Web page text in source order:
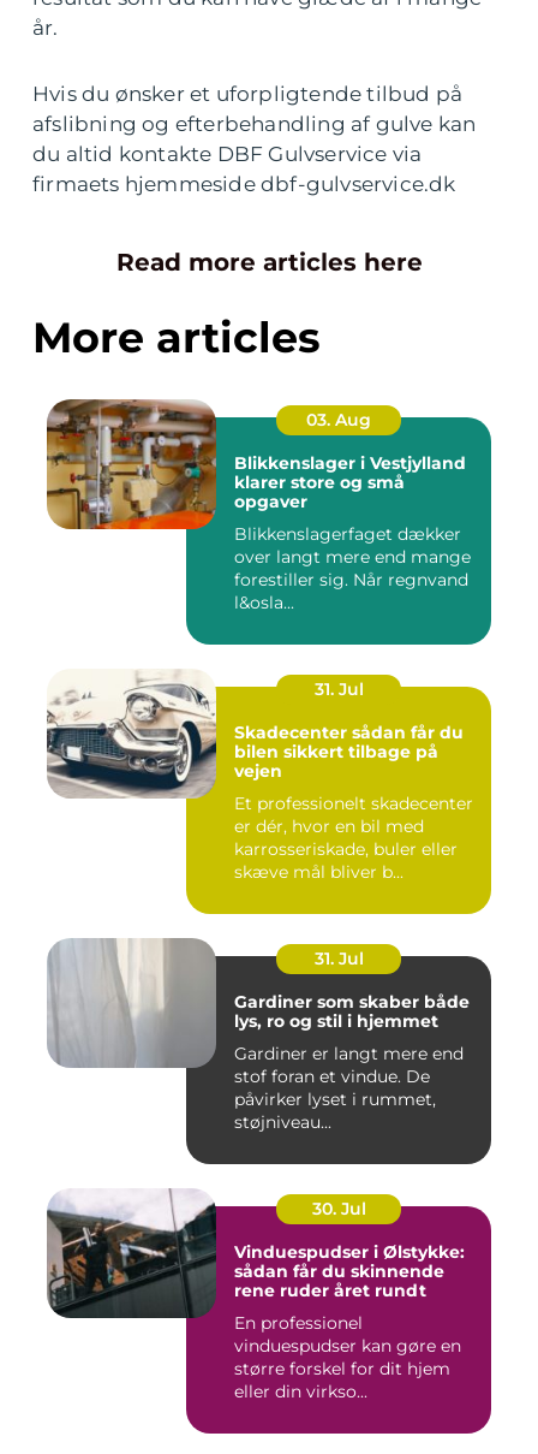
år.
Hvis du ønsker et uforpligtende tilbud på
afslibning og efterbehandling af gulve kan
du altid kontakte DBF Gulvservice via
firmaets hjemmeside dbf-gulvservice.dk
Read more articles here
More articles
03. Aug
Blikkenslager i Vestjylland
klarer store og små
opgaver
Blikkenslagerfaget dækker
over langt mere end mange
forestiller sig. Når regnvand
l&osla...
31. Jul
Skadecenter sådan får du
bilen sikkert tilbage på
vejen
Et professionelt skadecenter
er dér, hvor en bil med
karrosseriskade, buler eller
skæve mål bliver b...
31. Jul
Gardiner som skaber både
lys, ro og stil i hjemmet
Gardiner er langt mere end
stof foran et vindue. De
påvirker lyset i rummet,
støjniveau...
30. Jul
Vinduespudser i Ølstykke:
sådan får du skinnende
rene ruder året rundt
En professionel
vinduespudser kan gøre en
større forskel for dit hjem
eller din virkso...